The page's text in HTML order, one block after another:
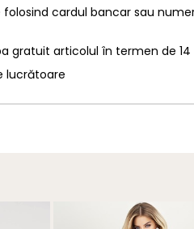
cardul bancar sau
gratuit articolul în termen de 14
lucrătoare